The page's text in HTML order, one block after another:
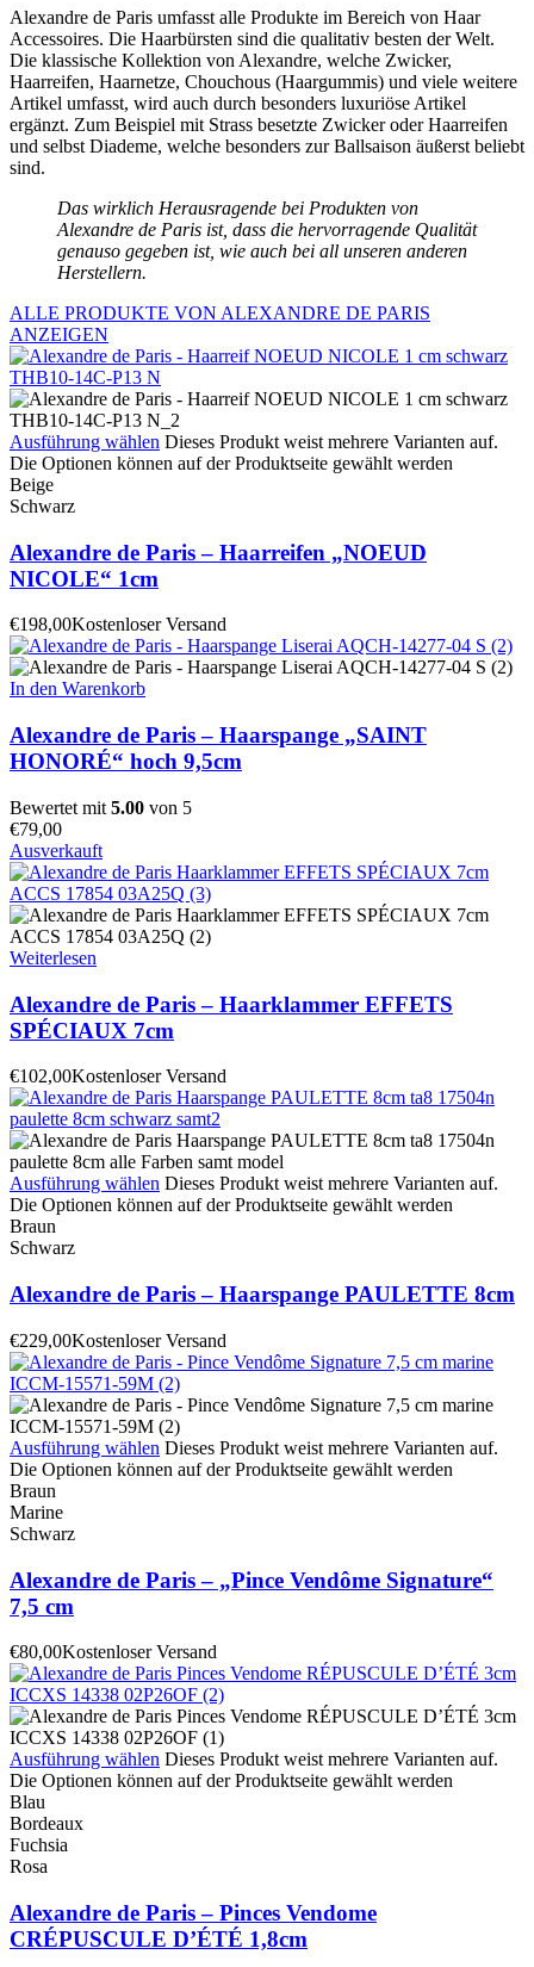
Alexandre de Paris umfasst alle Produkte im Bereich von Haar
Accessoires. Die Haarbürsten sind die qualitativ besten der Welt.
Die klassische Kollektion von Alexandre, welche Zwicker,
Haarreifen, Haarnetze, Chouchous (Haargummis) und viele weitere
Artikel umfasst, wird auch durch besonders luxuriöse Artikel
ergänzt. Zum Beispiel mit Strass besetzte Zwicker oder Haarreifen
und selbst Diademe, welche besonders zur Ballsaison äußerst beliebt
sind.
Das wirklich Herausragende bei Produkten von
Alexandre de Paris ist, dass die hervorragende Qualität
genauso gegeben ist, wie auch bei all unseren anderen
Herstellern.
ALLE PRODUKTE VON ALEXANDRE DE PARIS
ANZEIGEN
Ausführung wählen Dieses Produkt weist mehrere Varianten auf.
Die Optionen können auf der Produktseite gewählt werden
Beige
Schwarz
Alexandre de Paris – Haarreifen „NOEUD
NICOLE“ 1cm
€198,00Kostenloser Versand
In den Warenkorb
Alexandre de Paris – Haarspange „SAINT
HONORÉ“ hoch 9,5cm
Bewertet mit 5.00 von 5
€79,00
Ausverkauft
Weiterlesen
Alexandre de Paris – Haarklammer EFFETS
SPÉCIAUX 7cm
€102,00Kostenloser Versand
Ausführung wählen Dieses Produkt weist mehrere Varianten auf.
Die Optionen können auf der Produktseite gewählt werden
Braun
Schwarz
Alexandre de Paris – Haarspange PAULETTE 8cm
€229,00Kostenloser Versand
Ausführung wählen Dieses Produkt weist mehrere Varianten auf.
Die Optionen können auf der Produktseite gewählt werden
Braun
Marine
Schwarz
Alexandre de Paris – „Pince Vendôme Signature“
7,5 cm
€80,00Kostenloser Versand
Ausführung wählen Dieses Produkt weist mehrere Varianten auf.
Die Optionen können auf der Produktseite gewählt werden
Blau
Bordeaux
Fuchsia
Rosa
Alexandre de Paris – Pinces Vendome
CRÉPUSCULE D’ÉTÉ 1,8cm